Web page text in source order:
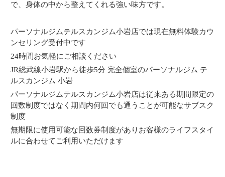
で、身体の中から整えてくれる強い味方です。
パーソナルジムテルスカンジム小岩店では現在無料体験カウ
ンセリング受付中です
24時間お気軽にご相談ください
JR総武線小岩駅から徒歩5分 完全個室のパーソナルジム テ
ルスカンジム 小岩
パーソナルジムテルスカンジム小岩店は従来ある期間限定の
回数制度ではなく期間内何回でも通うことが可能なサブスク
制度
無期限に使用可能な回数券制度がありお客様のライフスタイ
ルに合わせてご利用いただけます